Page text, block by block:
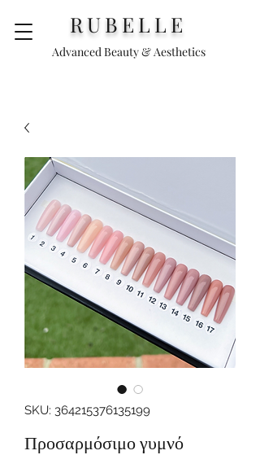
RUBELLE
Advanced Beauty & Aesthetics
SKU: 364215376135199
Προσαρμόσιμο γυμνό